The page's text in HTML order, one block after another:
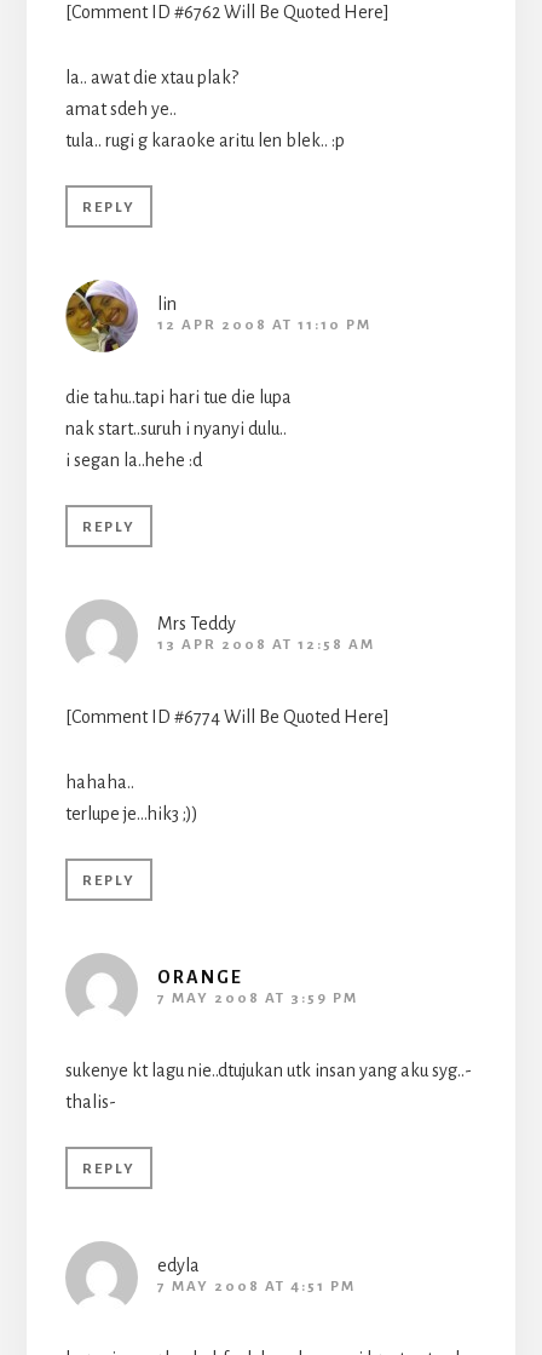
[Comment ID #6762 Will Be Quoted Here]
la.. awat die xtau plak?
amat sdeh ye..
tula.. rugi g karaoke aritu len blek.. :p
REPLY
lin
12 APR 2008 AT 11:10 PM
die tahu..tapi hari tue die lupa
nak start..suruh i nyanyi dulu..
i segan la..hehe :d
REPLY
Mrs Teddy
13 APR 2008 AT 12:58 AM
[Comment ID #6774 Will Be Quoted Here]
hahaha..
terlupe je…hik3 ;))
REPLY
ORANGE
7 MAY 2008 AT 3:59 PM
sukenye kt lagu nie..dtujukan utk insan yang aku syg..-
thalis-
REPLY
edyla
7 MAY 2008 AT 4:51 PM